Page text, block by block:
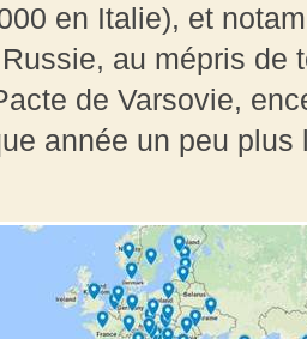
en Italie), et
au mépris de
de Varsovie,
année un peu